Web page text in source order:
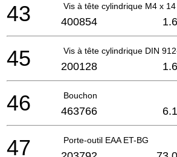
Vis à tête cylindrique M4 x 14
43 400854
Vis à tête cylindrique DIN
45 200128
Bouchon
46 463766
Porte-outil EAA ET-BG
47